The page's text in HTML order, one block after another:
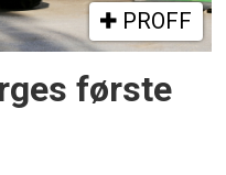
PROFF
første